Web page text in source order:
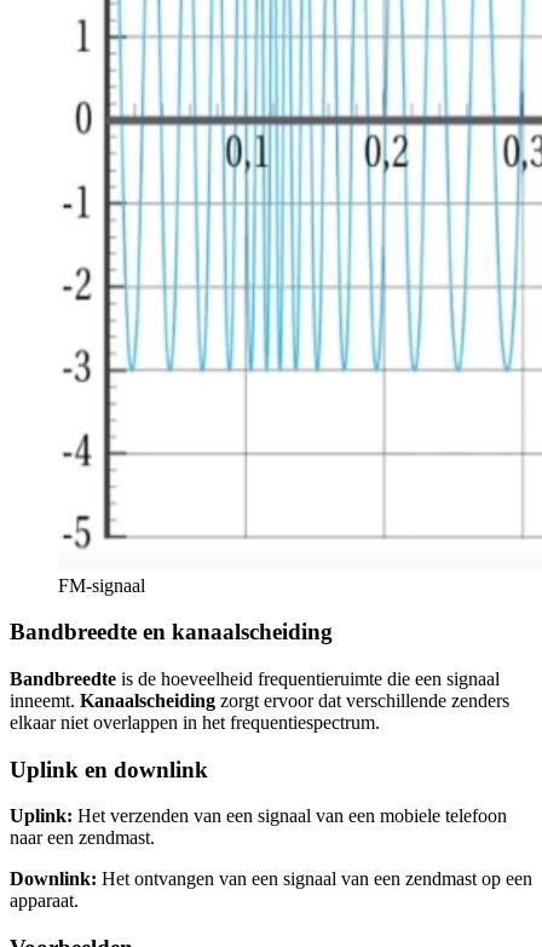
FM-signaal
Bandbreedte en kanaalscheiding
Bandbreedte is de hoeveelheid frequentieruimte die een signaal
inneemt. Kanaalscheiding zorgt ervoor dat verschillende zenders
elkaar niet overlappen in het frequentiespectrum.
Uplink en downlink
Uplink: Het verzenden van een signaal van een mobiele telefoon
naar een zendmast.
Downlink: Het ontvangen van een signaal van een zendmast op een
apparaat.